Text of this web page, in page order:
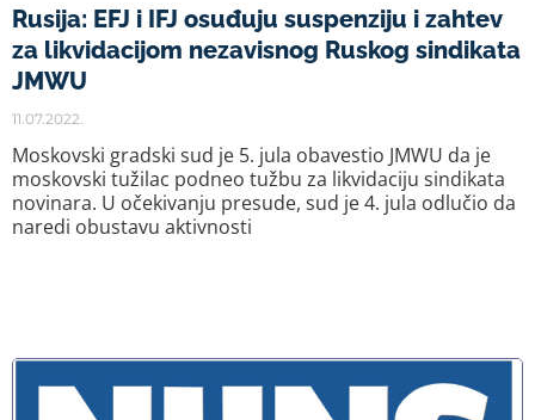
Rusija: EFJ i IFJ osuđuju suspenziju i zahtev
za likvidacijom nezavisnog Ruskog sindikata
JMWU
11.07.2022.
Moskovski gradski sud je 5. jula obavestio JMWU da je
moskovski tužilac podneo tužbu za likvidaciju sindikata
novinara. U očekivanju presude, sud je 4. jula odlučio da
naredi obustavu aktivnosti